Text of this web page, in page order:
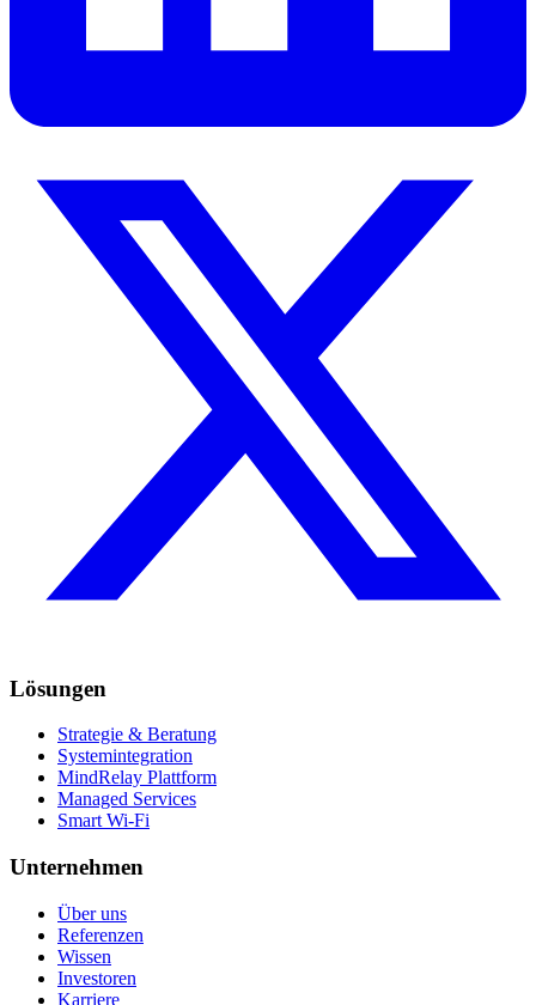
Lösungen
Strategie & Beratung
Systemintegration
MindRelay Plattform
Managed Services
Smart Wi-Fi
Unternehmen
Über uns
Referenzen
Wissen
Investoren
Karriere